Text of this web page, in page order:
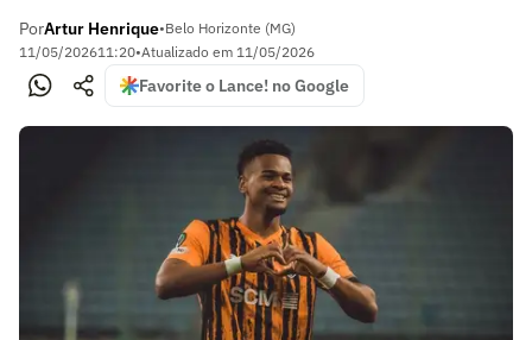
PorArtur Henrique•Belo Horizonte (MG)
11/05/202611:20•Atualizado em 11/05/2026
Favorite o Lance! no Google